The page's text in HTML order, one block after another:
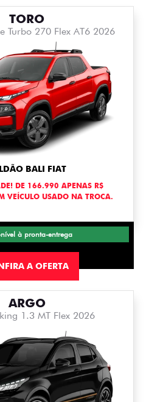
TORO
Turbo 270 Flex AT6 2026
BALI FIAT
DE 166.990 APENAS R$
VEÍCULO USADO NA TROCA.
à pronta-entrega
A OFERTA
ARGO
1.3 MT Flex 2026